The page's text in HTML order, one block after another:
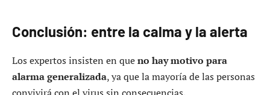
Conclusión: entre la calma y la alerta
Los expertos insisten en queno hay motivo para
alarma generalizada, ya que la mayoría de las personas